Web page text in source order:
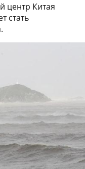
центр Китая
стать